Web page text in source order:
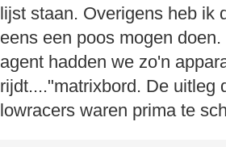
lijst staan. Overigens heb ik
eens een poos mogen
agent hadden we zo'n
rijdt...."matrixbord. De uitleg
lowracers waren prima te